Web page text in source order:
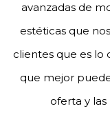
avanzadas de
estéticas que
clientes que es lo
que mejor
oferta y